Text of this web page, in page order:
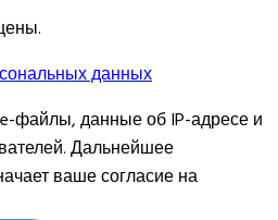
данных
файлы, данные об IP-адресе и
Дальнейшее
ваше согласие на